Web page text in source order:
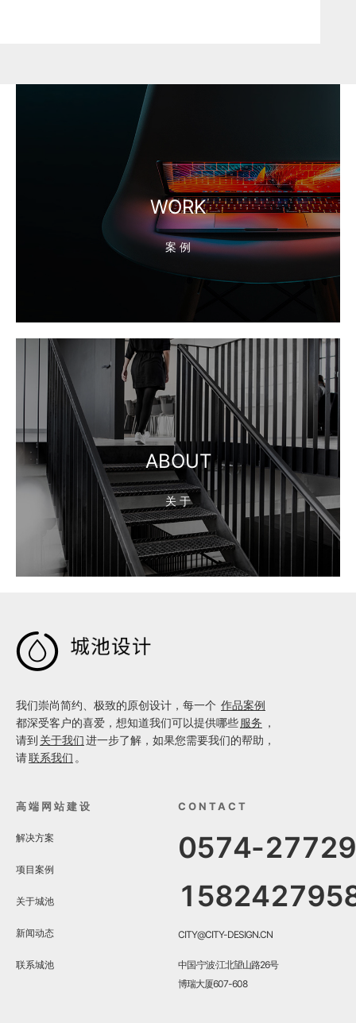
WORK
案 例
ABOUT
关 于

我们崇尚简约、极致的原创设计，每一个 作品案例
都深受客户的喜爱，想知道我们可以提供哪些服务 ，
请到 关于我们进一步了解，如果您需要我们的帮助，
请联系我们 。
高端网站建设
解决方案
项目案例
关于城池
新闻动态
联系城池
CONTACT
0574-
CITY@CITY-DESIGN.CN
中国·宁波·江北望山路26号
博瑞大厦607-608